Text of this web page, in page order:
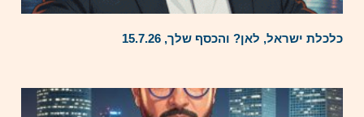
כלכלת ישראל, לאן? והכסף שלך, 15.7.26